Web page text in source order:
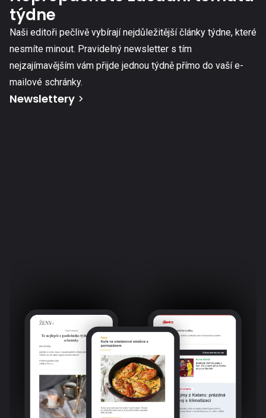
týdne
Naši editoři pečlivě vybírají nejdůležitější články týdne, které
nesmíte minout. Pravidelný newsletter s tím
nejzajímavějším vám přijde jednou týdně přímo do vaší e-
mailové schránky.
Newslettery